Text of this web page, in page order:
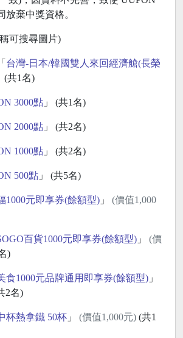
放棄中獎資格。
可搜尋圖片)
「 台灣-日本/韓國雙人來回經濟艙(長榮
(共1名)
3000點」 (共1名)
2000點」 (共2名)
1000點」 (共2名)
500點」 (共5名)
1000元即享券(餘額型)」 (價值1,000
百貨1000元即享券(餘額型)」 (價
)
食1000元品牌通用即享券(餘額型)」
2名)
杯熱拿鐵 50杯」 (價值1,000元)(共1